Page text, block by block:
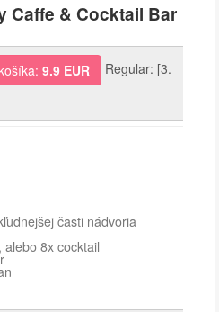
Caffe & Cocktail Bar
9.9 EUR
Regular: [3.
časti nádvoria
8x cocktail